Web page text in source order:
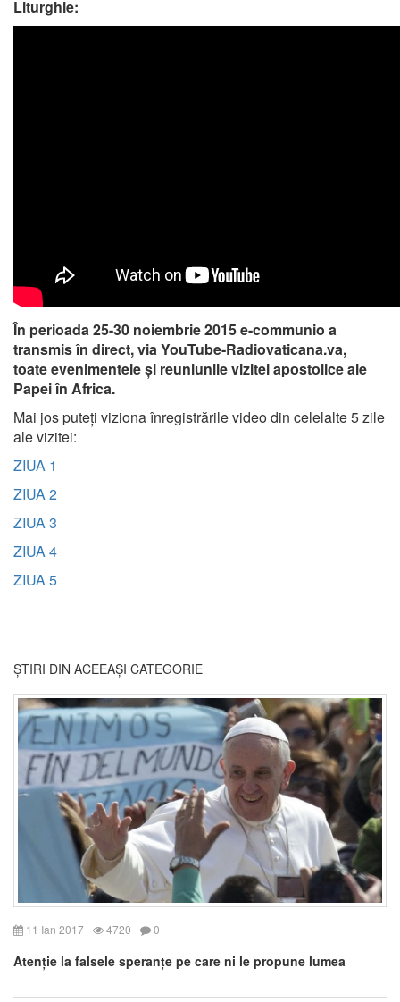
Liturghie:
În perioada 25-30 noiembrie 2015 e-communio a
transmis în direct, via YouTube-Radiovaticana.va,
toate evenimentele și reuniunile vizitei apostolice ale
Papei în Africa.
Mai jos puteți viziona înregistrările video din celelalte 5 zile
ale vizitei:
ZIUA 1
ZIUA 2
ZIUA 3
ZIUA 4
ZIUA 5
ȘTIRI DIN ACEEAȘI CATEGORIE
11 Ian 2017 4720 0
Atenție la falsele speranțe pe care ni le propune lumea